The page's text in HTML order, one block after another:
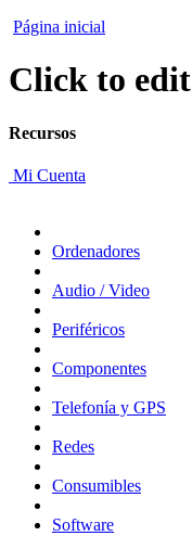
Página inicial
Click to edit
Recursos
Mi Cuenta
Ordenadores
Audio / Video
Periféricos
Componentes
Telefonía y GPS
Redes
Consumibles
Software